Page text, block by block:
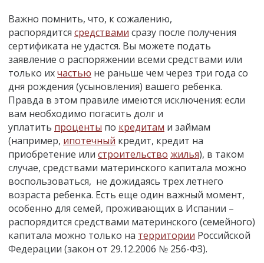
Важно помнить, что, к сожалению,
распорядится средствами сразу после получения
сертификата не удастся. Вы можете подать
заявление о распоряжении всеми средствами или
только ихчастью не раньше чем через три года со
дня рождения (усыновления) вашего ребенка.
Правда в этом правиле имеются исключения: если
вам необходимо погасить долг и
уплатить проценты по кредитам и займам
(например, ипотечный кредит, кредит на
приобретение или строительство жилья), в таком
случае, средствами материнского капитала можно
воспользоваться, не дожидаясь трех летнего
возраста ребенка. Есть еще один важный момент,
особенно для семей, проживающих в Испании –
распорядится средствами материнского (семейного)
капитала можно только на территории Российской
Федерации (закон от 29.12.2006 № 256-ФЗ).